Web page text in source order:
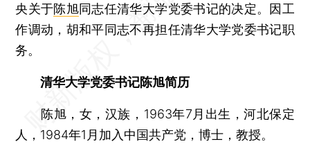
央关于陈旭同志任清华大学党委书记的决定。因工
作调动，胡和平同志不再担任清华大学党委书记职
务。
清华大学党委书记陈旭简历
陈旭，女，汉族，1963年7月出生，河北保定
人，1984年1月加入中国共产党，博士，教授。